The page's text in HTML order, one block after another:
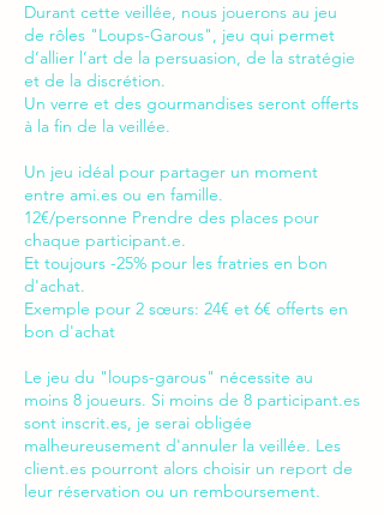
Durant cette veillée, nous jouerons au jeu
de rôles "Loups-Garous", jeu qui permet
d’allier l’art de la persuasion, de la stratégie
et de la discrétion.
Un verre et des gourmandises seront offerts
à la fin de la veillée.
Un jeu idéal pour partager un moment
entre ami.es ou en famille.
12€/personne Prendre des places pour
chaque participant.e.
Et toujours -25% pour les fratries en bon
d'achat.
Exemple pour 2 sœurs: 24€ et 6€ offerts en
bon d'achat
Le jeu du "loups-garous" nécessite au
moins 8 joueurs. Si moins de 8 participant.es
sont inscrit.es, je serai obligée
malheureusement d'annuler la veillée. Les
client.es pourront alors choisir un report de
leur réservation ou un remboursement.